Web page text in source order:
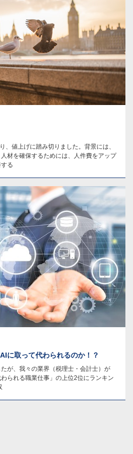
、値上げに踏み切りました。背景には、
材を確保するためには、人件費をアップ
る
に取って代わられるのか！？
が、我々の業界（税理士・会計士）が
わられる職業仕事」の上位2位にランキン